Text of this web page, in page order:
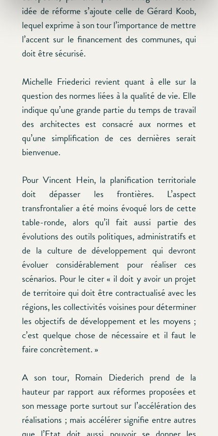
idée de réforme s’ajoute celle de Gérard Koob,
lequel exprime à son tour l’importance de mettre
l’accent sur le financement des communes, qui
doit être sécurisé.
Michelle Friederici revient quant à elle sur la
question des normes liées à la qualité de vie. Elle
indique qu’une grande partie du temps de travail
des architectes est consacré aux normes et
qu’une simplification de ces dernières serait
bienvenue.
Pour Vincent Hein, la planification territoriale
doit dépasser les frontières. L’aspect
transfrontalier a été moins évoqué lors de cette
table-ronde, alors qu’il fait aussi partie des
évolutions des outils politiques, administratifs et
de la culture de développement qui devront
évoluer considérablement pour réaliser ces
scénarios. Pour le citer « il doit y avoir un projet
de territoire qui doit être contractualisé avec les
régions, les collectivités voisines pour déterminer
les objectifs de développement et les moyens ;
c’est quelque chose de nécessaire et il faut le
faire concrètement. »
A son tour, Romain Diederich prend de la
hauteur par rapport aux réformes proposées et
son message porte surtout sur l’accélération des
réalisations ; mais accélérer signifie entre autres